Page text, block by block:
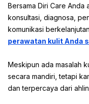
Bersama Diri Care Anda
konsultasi, diagnosa,
komunikasi
perawatan kulit Anda
Meskipun ada masalah
secara mandiri, tetapi
dan terpercaya dari